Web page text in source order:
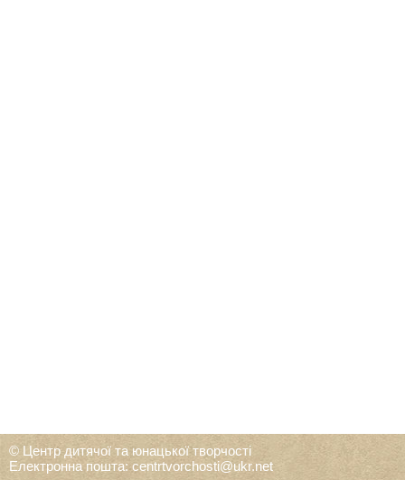
© Центр дитячої та юнацької творчості
Електронна пошта: centrtvorchosti@ukr.net